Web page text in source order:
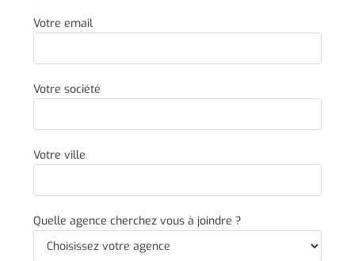
Votre email
Votre société
Votre ville
Quelle agence cherchez vous à joindre ?